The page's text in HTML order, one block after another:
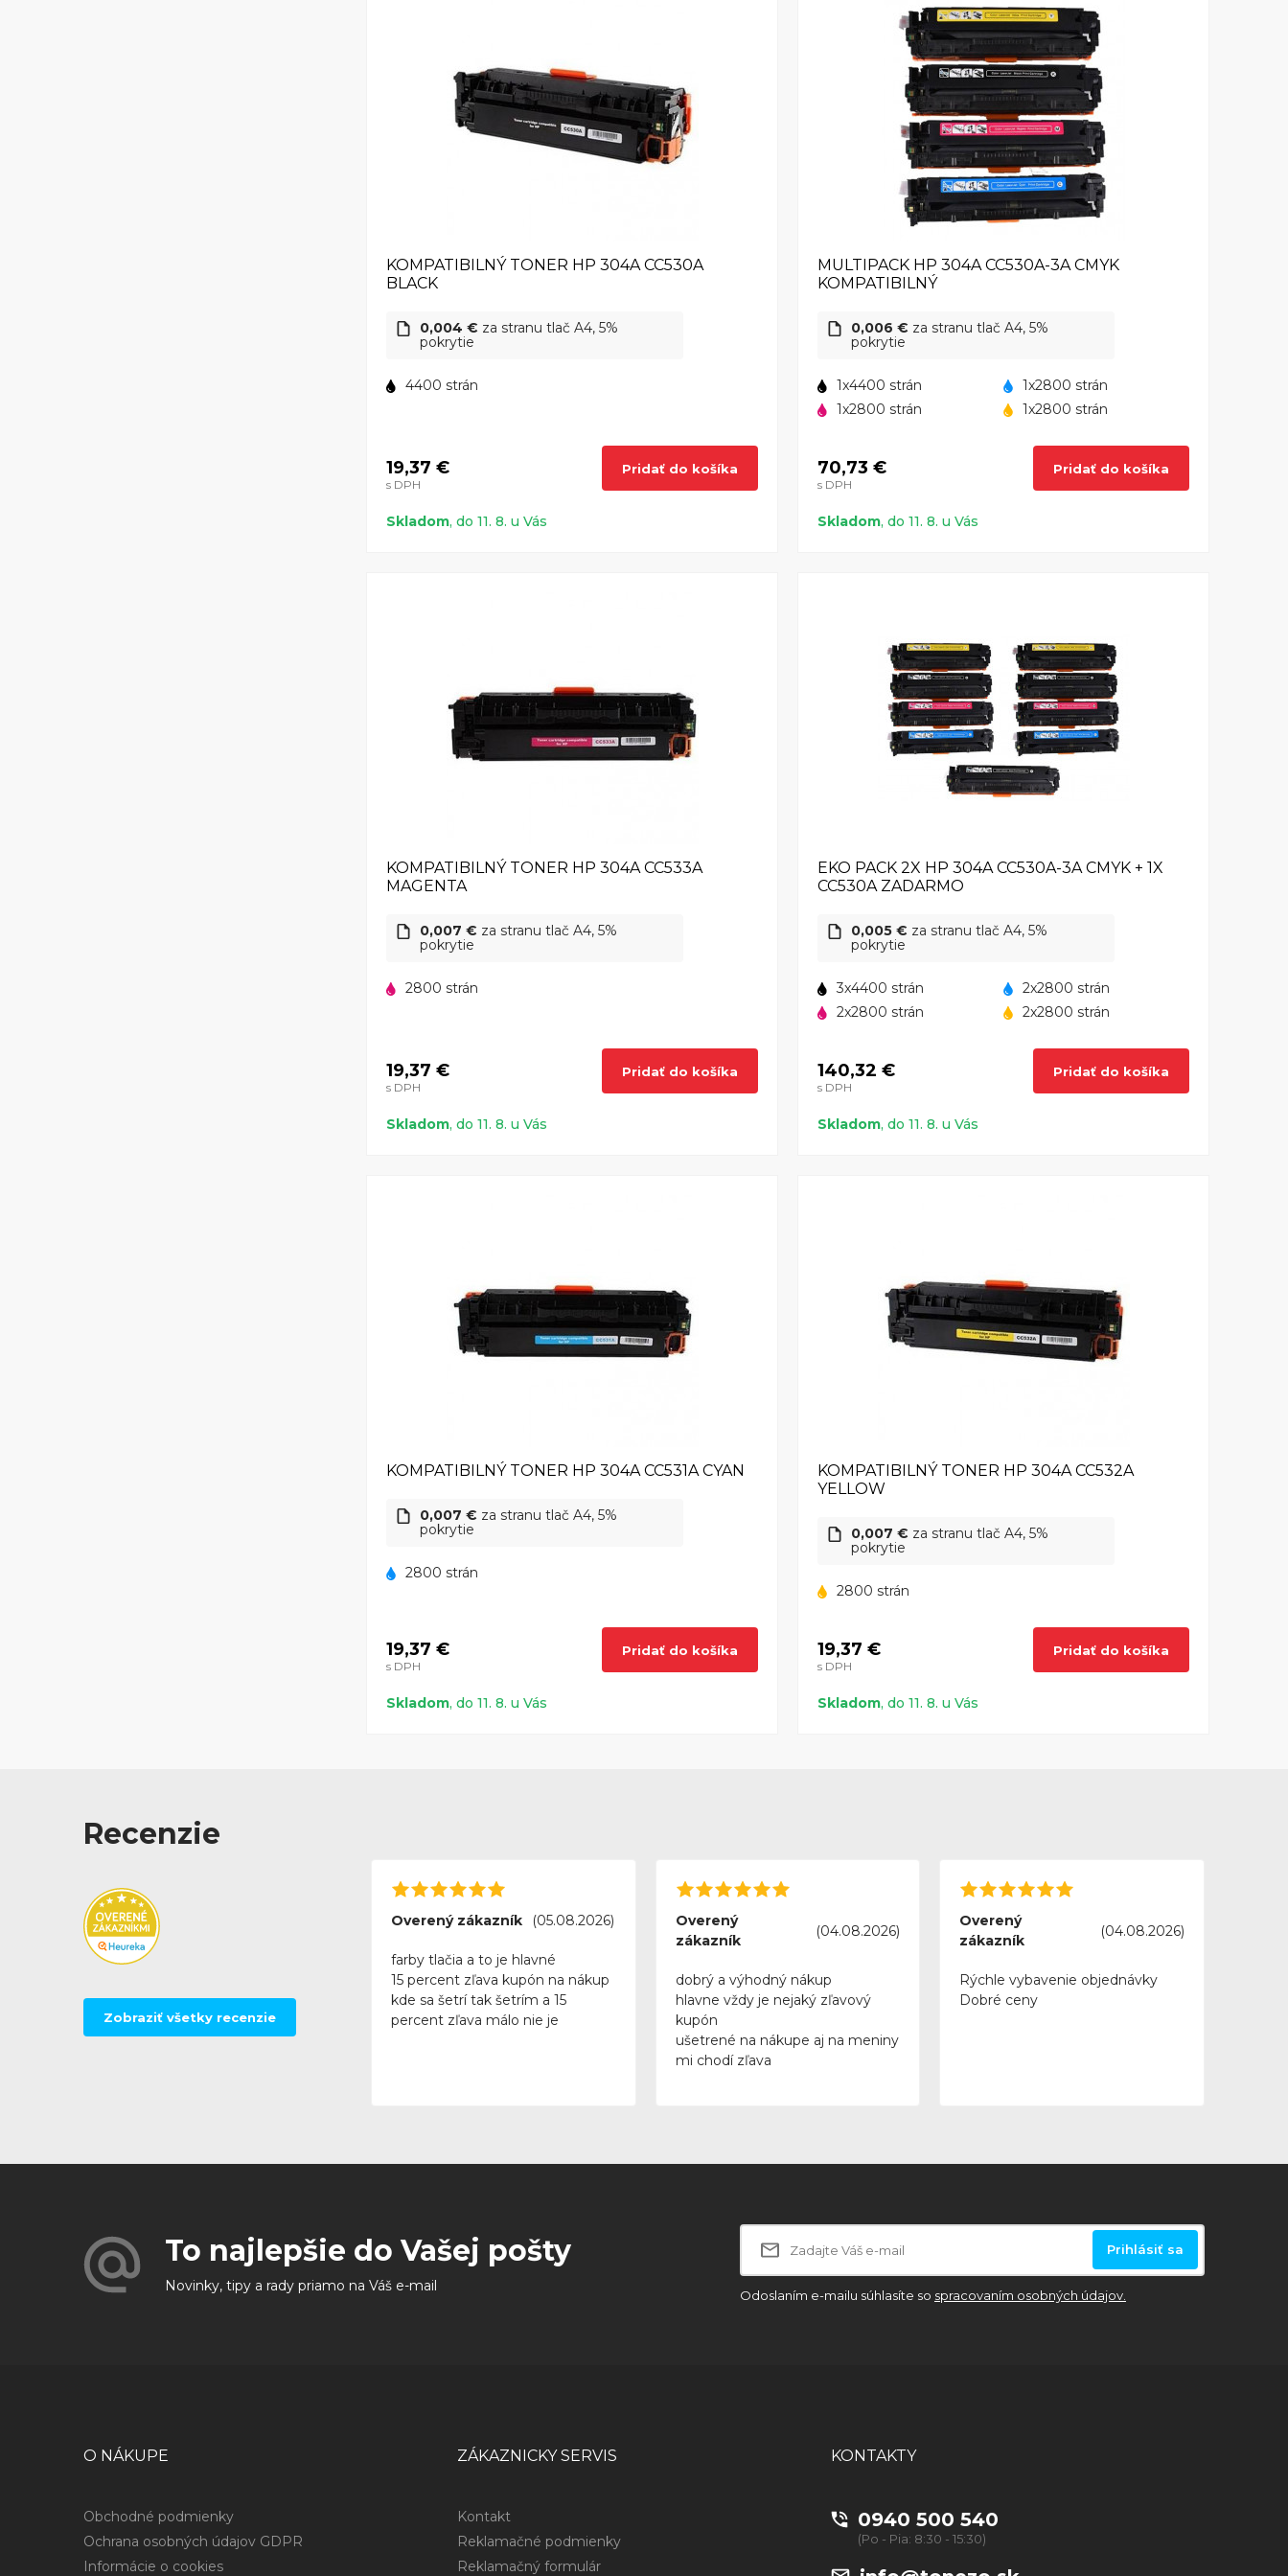
KOMPATIBILNÝ TONER HP 304A CC530A
BLACK
0,004 € za stranu tlač A4, 5%
pokrytie
4400 strán
19,37 €
s DPH
Pridať do košíka
Skladom, do 11. 8. u Vás
MULTIPACK HP 304A CC530A-3A CMYK
KOMPATIBILNÝ
0,006 € za stranu tlač A4, 5%
pokrytie
1x4400 strán
1x2800 strán
1x2800 strán
1x2800 strán
70,73 €
s DPH
Pridať do košíka
Skladom, do 11. 8. u Vás
KOMPATIBILNÝ TONER HP 304A CC533A
MAGENTA
0,007 € za stranu tlač A4, 5%
pokrytie
2800 strán
19,37 €
s DPH
Pridať do košíka
Skladom, do 11. 8. u Vás
EKO PACK 2X HP 304A CC530A-3A CMYK + 1X
CC530A ZADARMO
0,005 € za stranu tlač A4, 5%
pokrytie
3x4400 strán
2x2800 strán
2x2800 strán
2x2800 strán
140,32 €
s DPH
Pridať do košíka
Skladom, do 11. 8. u Vás
KOMPATIBILNÝ TONER HP 304A CC531A CYAN
0,007 € za stranu tlač A4, 5%
pokrytie
2800 strán
19,37 €
s DPH
Pridať do košíka
Skladom, do 11. 8. u Vás
KOMPATIBILNÝ TONER HP 304A CC532A
YELLOW
0,007 € za stranu tlač A4, 5%
pokrytie
2800 strán
19,37 €
s DPH
Pridať do košíka
Skladom, do 11. 8. u Vás
Recenzie
Zobraziť všetky recenzie
Overený zákazník (05.08.2026)
farby tlačia a to je hlavné
15 percent zľava kupón na nákup
kde sa šetrí tak šetrím a 15
percent zľava málo nie je
Overený
zákazník
(04.08.2026)
dobrý a výhodný nákup
hlavne vždy je nejaký zľavový
kupón
ušetrené na nákupe aj na meniny
mi chodí zľava
Overený
zákazník
(04.08.2026)
Rýchle vybavenie objednávky
Dobré ceny
To najlepšie do Vašej pošty
Novinky, tipy a rady priamo na Váš e-mail
Prihlásiť sa
Odoslaním e-mailu súhlasíte so spracovaním osobných údajov.
O NÁKUPE
Obchodné podmienky
Ochrana osobných údajov GDPR
Informácie o cookies
ZÁKAZNICKY SERVIS
Kontakt
Reklamačné podmienky
Reklamačný formulár
KONTAKTY
0940 500 540
(Po - Pia: 8:30 - 15:30)